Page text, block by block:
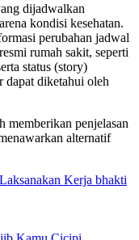
dijadwalkan
kondisi kesehatan.
perubahan jadwal
rumah sakit, seperti
status (story)
dapat diketahui oleh
memberikan penjelasan
alternatif
Kerja bhakti